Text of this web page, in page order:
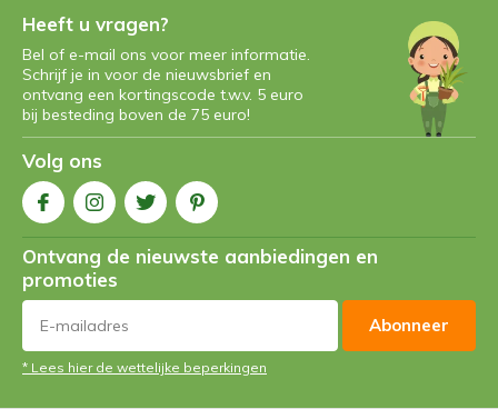
Heeft u vragen?
Bel of e-mail ons voor meer informatie.
Schrijf je in voor de nieuwsbrief en
ontvang een kortingscode t.w.v. 5 euro
bij besteding boven de 75 euro!
Volg ons
Ontvang de nieuwste aanbiedingen en
promoties
Abonneer
* Lees hier de wettelijke beperkingen